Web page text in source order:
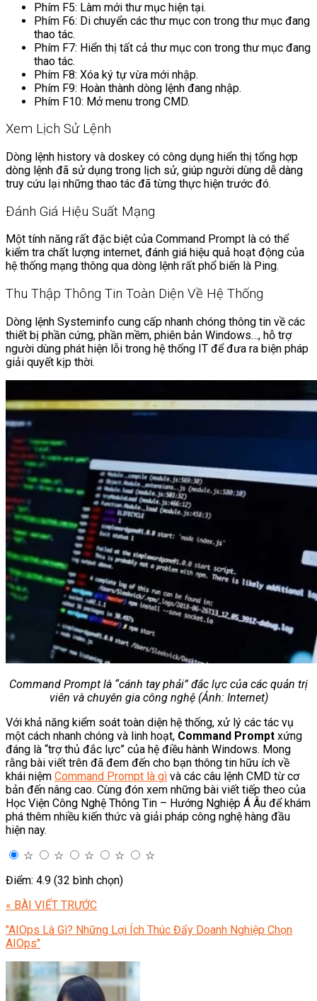
Phím F5: Làm mới thư mục hiện tại.
Phím F6: Di chuyển các thư mục con trong thư mục đang
thao tác.
Phím F7: Hiển thị tất cả thư mục con trong thư mục đang
thao tác.
Phím F8: Xóa ký tự vừa mới nhập.
Phím F9: Hoàn thành dòng lệnh đang nhập.
Phím F10: Mở menu trong CMD.
Xem Lịch Sử Lệnh
Dòng lệnh history và doskey có công dụng hiển thị tổng hợp
dòng lệnh đã sử dụng trong lịch sử, giúp người dùng dễ dàng
truy cứu lại những thao tác đã từng thực hiện trước đó.
Đánh Giá Hiệu Suất Mạng
Một tính năng rất đặc biệt của Command Prompt là có thể
kiểm tra chất lượng internet, đánh giá hiệu quả hoạt động của
hệ thống mạng thông qua dòng lệnh rất phổ biến là Ping.
Thu Thập Thông Tin Toàn Diện Về Hệ Thống
Dòng lệnh Systeminfo cung cấp nhanh chóng thông tin về các
thiết bị phần cứng, phần mềm, phiên bản Windows…, hỗ trợ
người dùng phát hiện lỗi trong hệ thống IT để đưa ra biện pháp
giải quyết kịp thời.
Command Prompt là “cánh tay phải” đắc lực của các quản trị
viên và chuyên gia công nghệ (Ảnh: Internet)
Với khả năng kiểm soát toàn diện hệ thống, xử lý các tác vụ
một cách nhanh chóng và linh hoạt, Command Prompt xứng
đáng là “trợ thủ đắc lực” của hệ điều hành Windows. Mong
rằng bài viết trên đã đem đến cho bạn thông tin hữu ích về
khái niệm Command Prompt là gì và các câu lệnh CMD từ cơ
bản đến nâng cao. Cùng đón xem những bài viết tiếp theo của
Học Viện Công Nghệ Thông Tin – Hướng Nghiệp Á Âu để khám
phá thêm nhiều kiến thức và giải pháp công nghệ hàng đầu
hiện nay.
☆
☆ ☆ ☆
☆
Điểm: 4.9 (32 bình chọn)
« BÀI VIẾT TRƯỚC
"AIOps Là Gì? Những Lợi Ích Thúc Đẩy Doanh Nghiệp Chọn
AIOps"